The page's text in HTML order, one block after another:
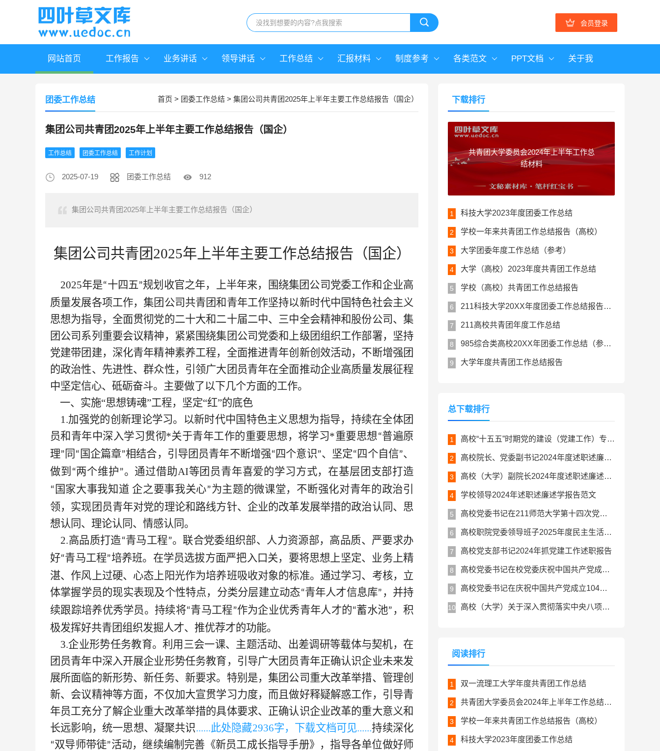
会员登录
网站首页 工作报告 业务讲话 领导讲话 工作总结 汇报材料 制度参考 各类范文 PPT文档 关于我
首页 > 团委工作总结 > 集团公司共青团2025年上半年主要工作总结报告（国企）
团委工作总结
集团公司共青团2025年上半年主要工作总结报告（国企）
工作总结 团委工作总结 工作计划
2025-07-19 团委工作总结 912
集团公司共青团2025年上半年主要工作总结报告（国企）
集团公司共青团 2025年上半年主要工作总结报告 （ 国企）
2025年是“十四五”规划收官之年，上半年来，
围绕集团公司党委工作和企业高
质量发展各项工作， 集团公司共青团和青年工作坚持以新时代中国特色社会主义
思想为指导，全面贯彻党的二十大和二十届二中、三中全会精神和股份公司、集
团公司系列重要会议精神，紧紧围绕集团公司党委和上级团组织工作部署，坚持
党建带团建，深化青年精神素养工程，全面推进青年创新创效活动，不断增强团
的政治性、先进性、群众性，引领广大团员青年在全面推动企业高质量发展征程
中坚定信心、砥砺奋斗。主要做了以下几个方面的工作。
一、实施“思想铸魂”工程，坚定“红”的底色
1.加强党的创新理论学习。以新时代中国特色主义思想为指导，持续在全体团
员和青年中深入学习贯彻*关于青年工作的重要思想，将学习*重要思想“普遍原
理” 同 “ 国企篇章”相结合，引导团员青年不断增强“四个意识”、坚定“四个自信”、
做到 “两个维护”。通过借助AI等团员青年喜爱的学习方式，在基层团支部打造
“ 国家大事我知道 企之要事我关心”为主题的微课堂，不断强化对青年的政治引
领，实现团员青年对党的理论和路线方针、企业的改革发展举措的政治认同、思
想认同、理论认同、情感认同。
2.高品质打造“青马工程”。联合党委组织部、人力资源部，高品质、严要求办
好“青马工程”培养班。在学员选拔方面严把入口关，要将思想上坚定、业务上精
湛、作风上过硬、心态上阳光作为培养班吸收对象的标准。通过学习、考核，立
体掌握学员的现实表现及个性特点，分类分层建立动态“青年人才信息库” ，并持
续跟踪培养优秀学员。持续将“青马工程”作为企业优秀青年人才的“蓄水池” ，积
极发挥好共青团组织发掘人才、推优荐才的功能。
3.企业形势任务教育。利用三会一课、主题活动、出差调研等载体与契机，在
团员青年中深入开展企业形势任务教育，引导广大团员青年正确认识企业未来发
展所面临的新形势、新任务、新要求。特别是，集团公司重大改革举措、管理创
新、会议精神等方面，不仅加大宣贯学习力度，而且做好释疑解惑工作，引导青
年员工充分了解企业重大改革举措的具体要求、正确认识企业改革的重大意义和
长远影响，统一思想、凝聚共识......此处隐藏2936字，下载文档可见......持续深化
“双导师带徒”活动，继续编制完善《新员工成长指导手册》，指导各单位做好师
下载排行
共青团大学委员会2024年上半年工作总
结材料
1 科技大学2023年度团委工作总结
2 学校一年来共青团工作总结报告（高校）
3 大学团委年度工作总结（参考）
4 大学（高校）2023年度共青团工作总结
5 学校（高校）共青团工作总结报告
6 211科技大学20XX年度团委工作总结报告（参考）
7 211高校共青团年度工作总结
8 985综合类高校20XX年团委工作总结（参考）
9 大学年度共青团工作总结报告
总下载排行
1 高校“十五五”时期党的建设（党建工作）专项规划
2 高校院长、党委副书记2024年度述职述廉述学工作报告
3 高校（大学）副院长2024年度述职述廉述学报告
4 学校领导2024年述职述廉述学报告范文
5 高校党委书记在211师范大学第十四次党代会上的讲话报告
6 高校职院党委领导班子2025年度民主生活会对照检查材料（五个带头）
7 高校党支部书记2024年抓党建工作述职报告
8 高校党委书记在校党委庆祝中国共产党成立104周年暨七一表彰大会上的讲话
9 高校党委书记在庆祝中国共产党成立104周年大会上的讲话
10 高校（大学）关于深入贯彻落实中央八项规定精神学习教育总结评估报告
阅读排行
1 双一流理工大学年度共青团工作总结
2 共青团大学委员会2024年上半年工作总结材料
3 学校一年来共青团工作总结报告（高校）
4 科技大学2023年度团委工作总结